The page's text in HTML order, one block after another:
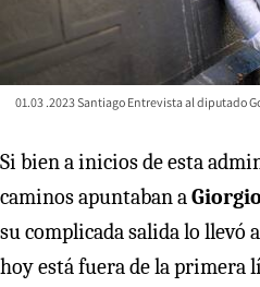
01.03 .2023 Santiago Entrevista al diputado
Si bien a inicios de esta
caminos apuntaban a
su complicada salida lo llevó
hoy está fuera de la primera